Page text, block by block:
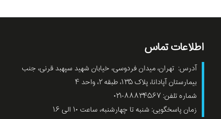
اطلاعات تماس
آدرس: تهران، میدان فردوسی، خیابان شهید سپهبد قرنی، جنب
بیمارستان آپادانا، پلاک ۱۳۵، طبقه ۲، واحد ۴
شماره تلفن: ۸۸۸۳۴۵۶۷-۰۲۱
زمان پاسخگویی: شنبه تا چهارشنبه، ساعت ۱۰ الی ۱۶